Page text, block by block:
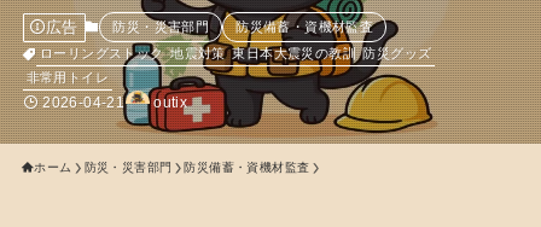
広告 防災・災害部門
防災備蓄・資機材監査
ローリングストック 地震対策 東日本大震災の教訓
防災グッズ
非常用トイレ
2026-04-21 outix
ホーム 防災・災害部門 防災備蓄・資機材監査